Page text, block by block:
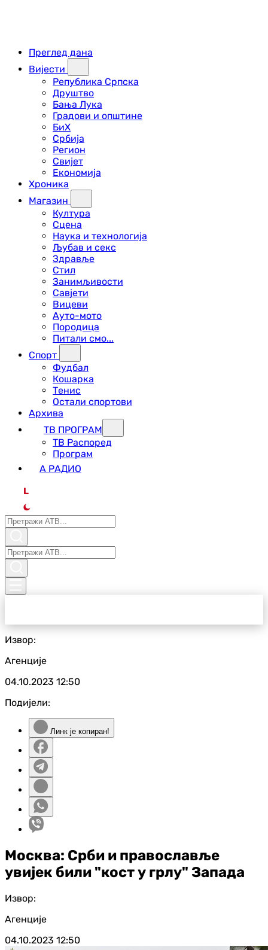
Преглед дана
Вијести
Република Српска
Друштво
Бања Лука
Градови и општине
БиХ
Србија
Регион
Свијет
Економија
Хроника
Магазин
Култура
Сцена
Наука и технологија
Љубав и секс
Здравље
Стил
Занимљивости
Савјети
Вицеви
Ауто-мото
Породица
Питали смо...
Спорт
Фудбал
Кошарка
Тенис
Остали спортови
Архива
ТВ ПРОГРАМ
ТВ Распоред
Програм
А РАДИО
L
Извор:
Агенције
04.10.2023 12:50
Подијели:
Линк је копиран!
Москва: Срби и православље
увијек били "кост у грлу" Запада
Извор:
Агенције
04.10.2023 12:50